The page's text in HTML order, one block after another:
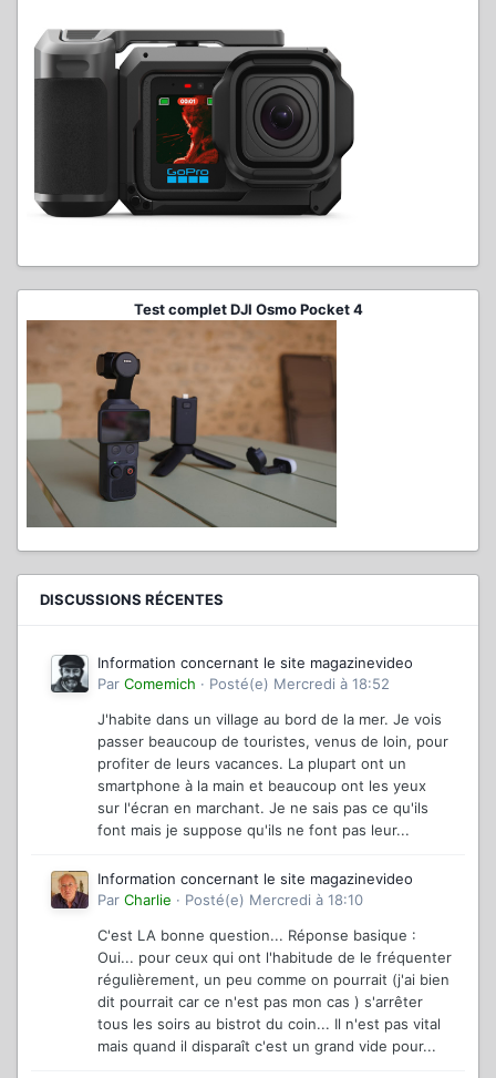
Test complet DJI Osmo Pocket 4
DISCUSSIONS RÉCENTES
Information concernant le site magazinevideo
Par Comemich · Posté(e) Mercredi à 18:52
J'habite dans un village au bord de la mer. Je vois
passer beaucoup de touristes, venus de loin, pour
profiter de leurs vacances. La plupart ont un
smartphone à la main et beaucoup ont les yeux
sur l'écran en marchant. Je ne sais pas ce qu'ils
font mais je suppose qu'ils ne font pas leur...
Information concernant le site magazinevideo
Par Charlie · Posté(e) Mercredi à 18:10
C'est LA bonne question... Réponse basique :
Oui... pour ceux qui ont l'habitude de le fréquenter
régulièrement, un peu comme on pourrait (j'ai bien
dit pourrait car ce n'est pas mon cas ) s'arrêter
tous les soirs au bistrot du coin... Il n'est pas vital
mais quand il disparaît c'est un grand vide pour...